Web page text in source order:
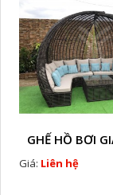
Giá: Liên hệ